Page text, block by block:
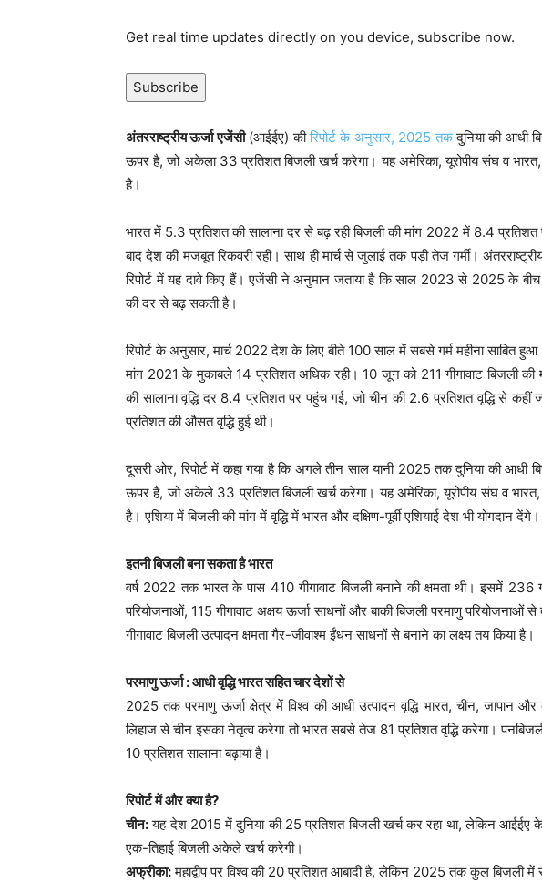
Get real time updates directly on you device, subscribe now.
Subscribe
अंतरराष्ट्रीय ऊर्जा एजेंसी(आईईए) कीरिपोर्ट के अनुसार, 2025 तकदुनिया की आधी
ऊपर है, जो अकेला 33 प्रतिशत बिजली खर्च करेगा। यह अमेरिका, यूरोपीय संघ व भारत,
है।
भारत में 5.3 प्रतिशत की सालाना दर से बढ़ रही बिजली की मांग 2022 में 8.4
बाद देश की मजबूत रिकवरी रही। साथ ही मार्च से जुलाई तक पड़ी तेज गर्मी।
रिपोर्ट में यह दावे किए हैं। एजेंसी ने अनुमान जताया है कि साल 2023 से 2025 के बीच
की दर से बढ़ सकती है।
रिपोर्ट के अनुसार, मार्च 2022 देश के लिए बीते 100 साल में सबसे गर्म महीना
मांग 2021 के मुकाबले 14 प्रतिशत अधिक रही। 10 जून को 211 गीगावाट बिजली की
की सालाना वृद्धि दर 8.4 प्रतिशत पर पहुंच गई, जो चीन की 2.6 प्रतिशत वृद्धि से
प्रतिशत की औसत वृद्धि हुई थी।
दूसरी ओर, रिपोर्ट में कहा गया है कि अगले तीन साल यानी 2025 तक दुनिया की आधी
ऊपर है, जो अकेले 33 प्रतिशत बिजली खर्च करेगा। यह अमेरिका, यूरोपीय संघ व भारत,
है। एशिया में बिजली की मांग में वृद्धि में भारत और दक्षिण-पूर्वी एशियाई देश भी योगदान देंगे।
इतनी बिजली बना सकता है भारत
वर्ष 2022 तक भारत के पास 410 गीगावाट बिजली बनाने की क्षमता थी। इसमें 236
परियोजनाओं, 115 गीगावाट अक्षय ऊर्जा साधनों और बाकी बिजली परमाणु
गीगावाट बिजली उत्पादन क्षमता गैर-जीवाश्म ईंधन साधनों से बनाने का लक्ष्य तय किया है।
परमाणु ऊर्जा : आधी वृद्धि भारत सहित चार देशों से
2025 तक परमाणु ऊर्जा क्षेत्र में विश्व की आधी उत्पादन वृद्धि भारत, चीन, जापान और
लिहाज से चीन इसका नेतृत्व करेगा तो भारत सबसे तेज 81 प्रतिशत वृद्धि करेगा।
10 प्रतिशत सालाना बढ़ाया है।
रिपोर्ट में और क्या है?
चीन:यह देश 2015 में दुनिया की 25 प्रतिशत बिजली खर्च कर रहा था, लेकिन आईईए
एक-तिहाई बिजली अकेले खर्च करेगी।
अफ्रीका:महाद्वीप पर विश्व की 20 प्रतिशत आबादी है, लेकिन 2025 तक कुल बिजली में